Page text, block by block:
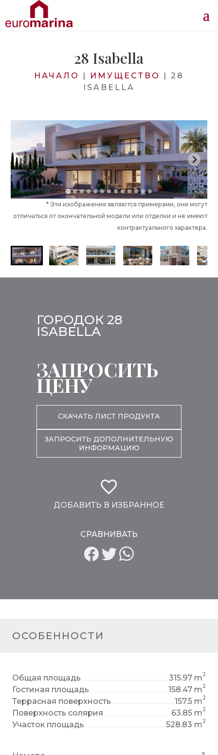
28 Isabella
НАЧАЛО | ИМУЩЕСТВО | 28
ISABELLA
* Эти изображения являются примерами, они могут
отличаться от окончательной модели или отделки и не имеют
контрактуального характера.
ОСОБЕННОСТИ
Общая площадь 315.97 m2
Гостиная площадь 158.47 m2
Террасная поверхность 157.5 m2
Поверхность солярия 63.85 m2
Участок площадь 528.83 m2
ГОРОДОК 28
ISABELLA
ЗАПРОСИТЬ
ЦЕНУ
СКАЧАТЬ ЛИСТ ПРОДУКТА
ЗАПРОСИТЬ ДОПОЛНИТЕЛЬНУЮ
ИНФОРМАЦИЮ
ДОБАВИТЬ В ИЗБРАННОЕ
СРАВНИВАТЬ